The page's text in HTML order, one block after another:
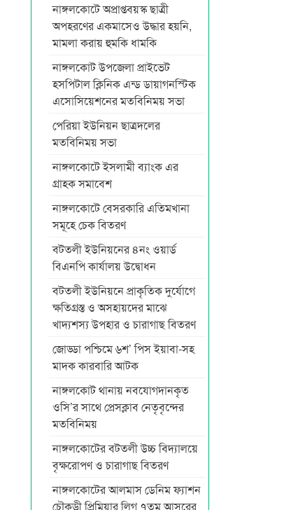
নাঙ্গলকোটে অপ্রাপ্তবয়স্ক ছাত্রী
অপহরণের একমাসেও উদ্ধার হয়নি,
মামলা করায় হুমকি ধামকি
নাঙ্গলকোট উপজেলা প্রাইভেট
হসপিটাল ক্লিনিক এন্ড ডায়াগনস্টিক
এসোসিয়েশনের মতবিনিময় সভা
পেরিয়া ইউনিয়ন ছাত্রদলের
মতবিনিময় সভা
নাঙ্গলকোটে ইসলামী ব্যাংক এর
গ্রাহক সমাবেশ
নাঙ্গলকোটে বেসরকারি এতিমখানা
সমূহে চেক বিতরণ
বটতলী ইউনিয়নের ৪নং ওয়ার্ড
বিএনপি কার্যালয় উদ্বোধন
বটতলী ইউনিয়নে প্রাকৃতিক দুর্যোগে
ক্ষতিগ্রস্ত ও অসহায়দের মাঝে
খাদ্যশস্য উপহার ও চারাগাছ বিতরণ
জোড্ডা পশ্চিমে ৬শ’ পিস ইয়াবা-সহ
মাদক কারবারি আটক
নাঙ্গলকোট থানায় নবযোগদানকৃত
ওসি’র সাথে প্রেসক্লাব নেতৃবৃন্দের
মতবিনিময়
নাঙ্গলকোটের বটতলী উচ্চ বিদ্যালয়ে
বৃক্ষরোপণ ও চারাগাছ বিতরণ
নাঙ্গলকোটের আলমাস ডেনিম ফ্যাশন
চৌকুড়ী প্রিমিয়ার লিগ ৭তম আসরের